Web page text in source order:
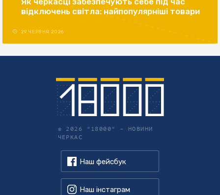
відключень світла: найпопулярніші товари
29 ЧЕРВНЯ 2026
© 2026 "18000" – НОВИНИ
ЧЕРКАС
Наш фейсбук
Наш інстаграм